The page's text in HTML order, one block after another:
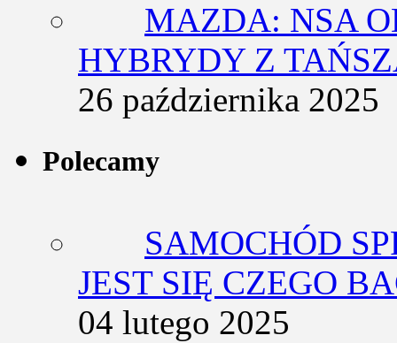
MAZDA: NSA
HYBRYDY Z
26 października 2025
Polecamy
SAMOCHÓD
JEST SIĘ CZEGO
04 lutego 2025